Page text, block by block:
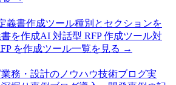
義書作成ツール種別とセクションを
を作成AI 対話型 RFP 作成ツール対
を作成ツール一覧を見る →
業務・設計のノウハウ技術ブログ実